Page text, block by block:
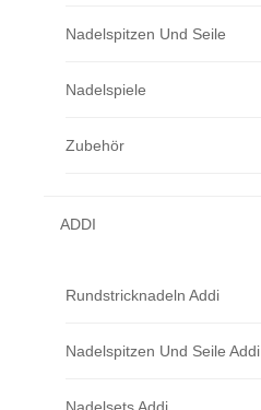
Nadelspitzen Und Seile
Nadelspiele
Zubehör
ADDI
Rundstricknadeln Addi
Nadelspitzen Und Seile Addi
Nadelsets Addi